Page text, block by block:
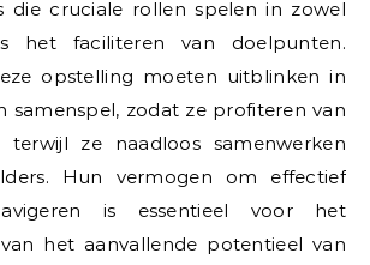
die cruciale rollen spelen in zowel
het faciliteren van doelpunten.
opstelling moeten uitblinken in
samenspel, zodat ze profiteren van
terwijl ze naadloos samenwerken
Hun vermogen om effectief
is essentieel voor het
het aanvallende potentieel van